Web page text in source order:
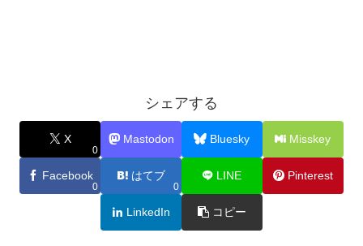
シェアする
X
0
Mastodon Bluesky Misskey
Facebook
0
はてブ
0
LINE Pinterest
LinkedIn コピー